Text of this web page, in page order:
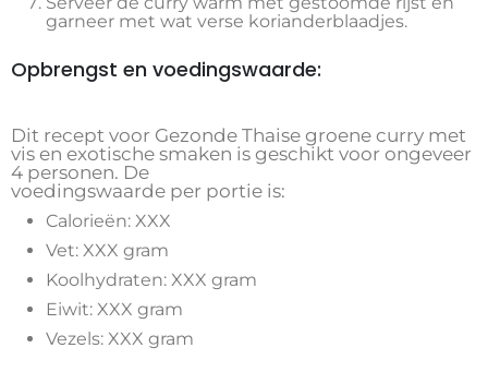
garneer met wat verse korianderblaadjes.
Opbrengst en voedingswaarde:
Dit recept voor Gezonde Thaise groene curry met
vis en exotische smaken is geschikt voor ongeveer
4 personen. De
voedingswaarde per portie is:
Calorieën: XXX
Vet: XXX gram
Koolhydraten: XXX gram
Eiwit: XXX gram
Vezels: XXX gram